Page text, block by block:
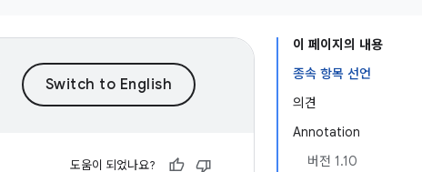
이 페이지의 내용
종속 항목 선언
의견
Annotation
버전 1.10
도움이 되었나요?